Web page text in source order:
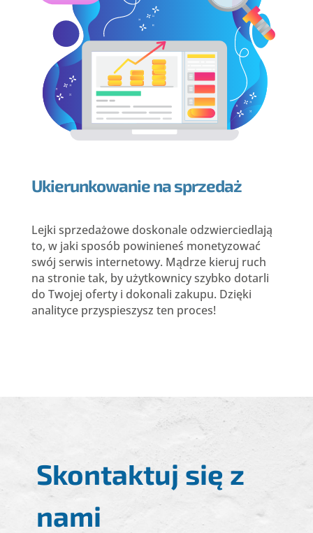
Ukierunkowanie na sprzedaż
Lejki sprzedażowe doskonale odzwierciedlają
to, w jaki sposób powinieneś monetyzować
swój serwis internetowy. Mądrze kieruj ruch
na stronie tak, by użytkownicy szybko dotarli
do Twojej oferty i dokonali zakupu. Dzięki
analityce przyspieszysz ten proces!
Skontaktuj się z
nami